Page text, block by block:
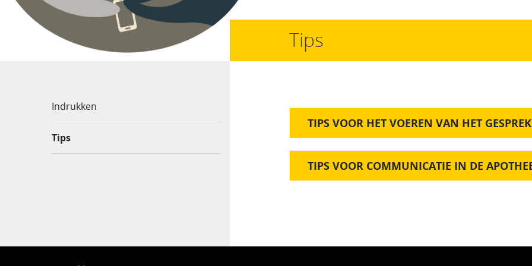
Indrukken
Tips
Tips
TIPS VOOR HET VOEREN VAN HET GESPREK
TIPS VOOR COMMUNICATIE IN DE